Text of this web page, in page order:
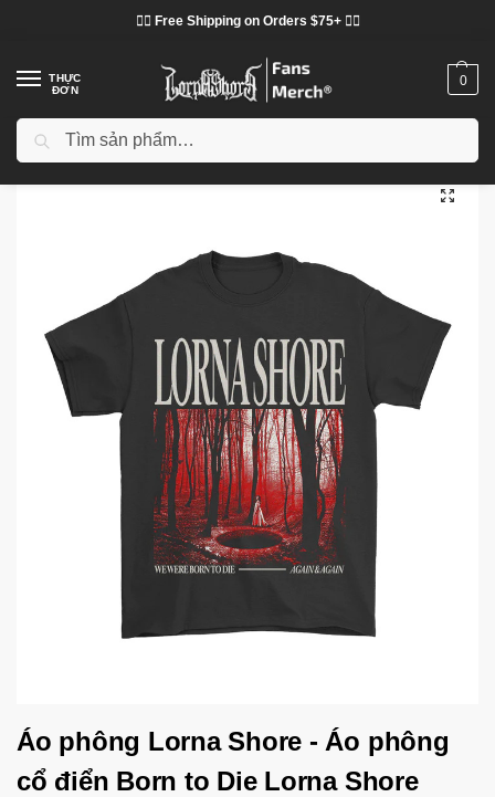
❤️‍🔥 Free Shipping on Orders $75+ ❤️‍🔥
THỰC
ĐƠN
0
Trang chủ / Cửa hàng / Lorna Shore vải
Áo phông Lorna Shore - Áo phông
cổ điển Born to Die Lorna Shore